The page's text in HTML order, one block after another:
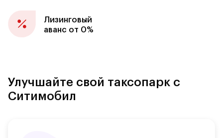
Лизинговый
аванс от 0%
Улучшайте свой таксопарк с
Ситимобил